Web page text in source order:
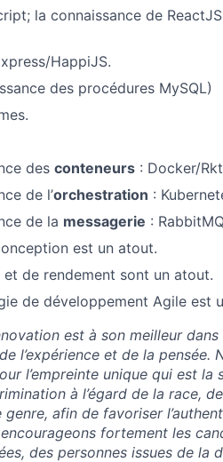
la connaissance de
HappiJS.
des procédures MySQL)
des conteneurs : Docker/
de l’orchestration :
de la messagerie :
est un atout.
de rendement sont un atout.
de développement Agile est
est à son meilleur
l’expérience et de la pensée.
l’empreinte unique qui est la
à l’égard de la race,
genre, afin de favoriser
fortement les
des personnes issues de la